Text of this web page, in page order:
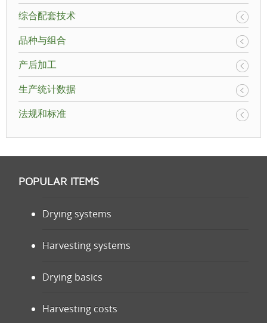
综合配套技术
品种与组合
产后加工
生产统计数据
法规和标准
POPULAR ITEMS
Drying systems
Harvesting systems
Drying basics
Harvesting costs